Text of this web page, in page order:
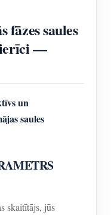
fāzes saules
ierīci —
un
saules
skaitītājs, jūs